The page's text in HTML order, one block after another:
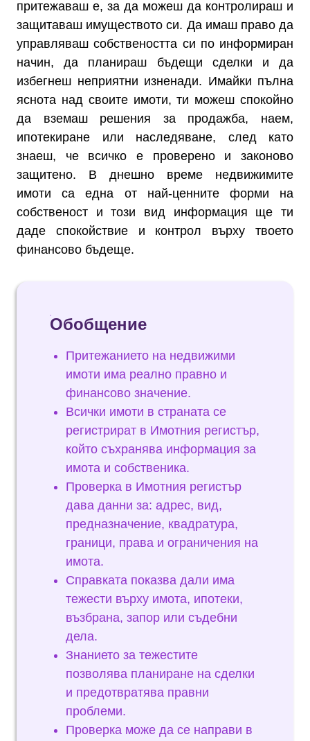
притежаваш е, за да можеш да контролираш и
защитаваш имуществото си. Да имаш право да
управляваш собствеността си по информиран
начин, да планираш бъдещи сделки и да
избегнеш неприятни изненади. Имайки пълна
яснота над своите имоти, ти можеш спокойно
да вземаш решения за продажба, наем,
ипотекиране или наследяване, след като
знаеш, че всичко е проверено и законово
защитено. В днешно време недвижимите
имоти са една от най-ценните форми на
собственост и този вид информация ще ти
даде спокойствие и контрол върху твоето
финансово бъдеще.
Обобщение
Притежанието на недвижими
имоти има реално правно и
финансово значение.
Всички имоти в страната се
регистрират в Имотния регистър,
който съхранява информация за
имота и собственика.
Проверка в Имотния регистър
дава данни за: адрес, вид,
предназначение, квадратура,
граници, права и ограничения на
имота.
Справката показва дали има
тежести върху имота, ипотеки,
възбрана, запор или съдебни
дела.
Знанието за тежестите
позволява планиране на сделки
и предотвратява правни
проблеми.
Проверка може да се направи в